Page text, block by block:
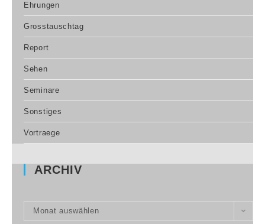
Ehrungen
Grosstauschtag
Report
Sehen
Seminare
Sonstiges
Vortraege
ARCHIV
Monat auswählen